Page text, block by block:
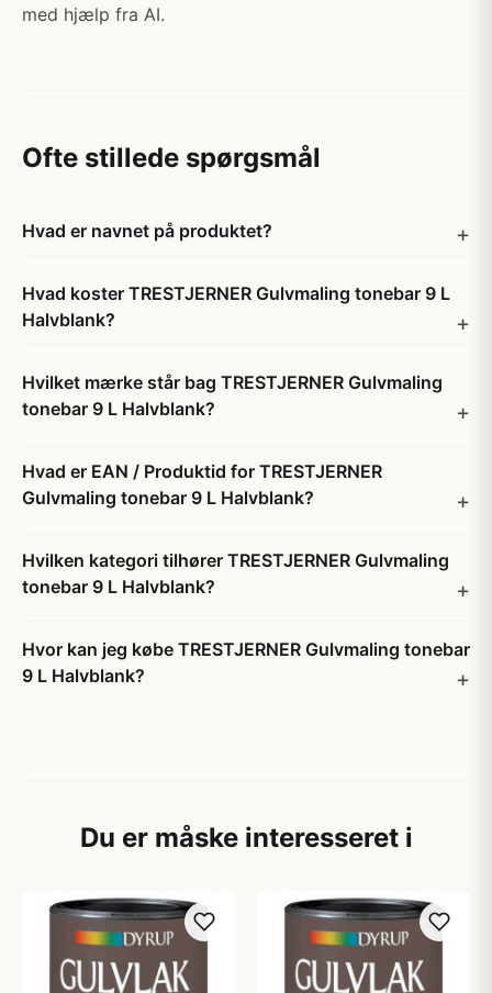
med hjælp fra AI.
Ofte stillede spørgsmål
Hvad er navnet på produktet?
Hvad koster TRESTJERNER Gulvmaling tonebar 9 L
Halvblank?
Hvilket mærke står bag TRESTJERNER Gulvmaling
tonebar 9 L Halvblank?
Hvad er EAN / Produktid for TRESTJERNER
Gulvmaling tonebar 9 L Halvblank?
Hvilken kategori tilhører TRESTJERNER Gulvmaling
tonebar 9 L Halvblank?
Hvor kan jeg købe TRESTJERNER Gulvmaling tonebar
9 L Halvblank?
Du er måske interesseret i